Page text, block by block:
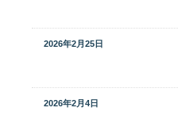
2026年2月25日
2026年2月4日